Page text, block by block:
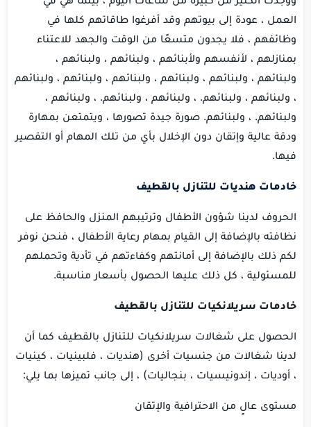
العمل ، عودة إلى بيوتهم وقد أفرغوا طاقاتهم كلها في
وظائفهم ، فلا يجدون متسعًا من الوقت والجهد للاعتناء
بمنازلهم ، لأنفسهم ولأبنائهم ، ولبنائهم ، ولبنائهم ،
ولبنائهم ، ولبنائهم ، ولبنائهم ، ولبنائهم ، ولبنائهم ، ولبنائهم
، ولبنائهم ، ولبنائهم. ، ولبنائهم ، ولبنائهم. ، ولبنائهم ،
ولبنائهم. ، ولبنائهم. صورة جيدة تصورها ، ويتمتعن بمهارة
ودقة عالية وإتقان دون الإخلال بأي من تلك المهام أو التقصير
فيها.
خادمات هنديات للتنازل بالقطيف
الحروف لدينا شؤون الأطفال وترتيبهم المنزل والحافظ على
نظافته بالإضافة إلى القيام بمهام رعاية الأطفال ، فنحن نوفر
لكم ذلك بالإضافة إلى أمانتهم وكفاءتهم في تأدية وتحملهم
للمسئولية ، كل ذلك عليها الحصول بأسعار مناسبة.
خادمات سريلانكيات للتنازل بالقطيف
الحصول على شغالات سريلانكيات للتنازل بالقطيف كما أن
لدينا شغالات من جنسيات أخرى (هنديات ، فلبينيات ، كينيات
، أوديات ، إندونيسيات ، بنجاليات) ، إلى جانب تميزها بما يلي:
مستوى عالٍ من الاحترافية والإتقان